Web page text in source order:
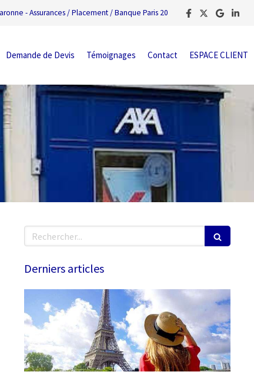
- Assurances / Placement / Banque Paris 20
Demande de Devis Témoignages Contact ESPACE CLIENT
Rechercher
Derniers articles